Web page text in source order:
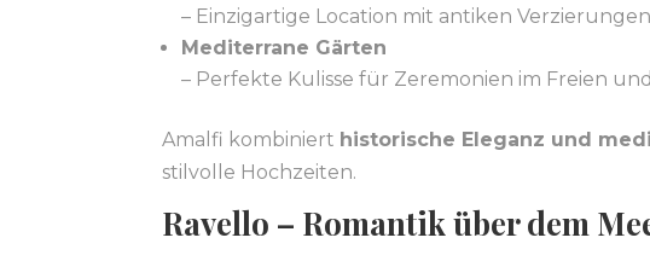
– Einzigartige Location mit antiken
Mediterrane Gärten
– Perfekte Kulisse für Zeremonien im Freien
Amalfi kombiniert historische Eleganz und
stilvolle Hochzeiten.
Ravello – Romantik über dem